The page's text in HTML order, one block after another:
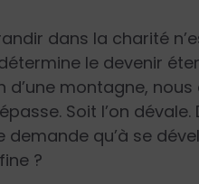
dans la charité
le devenir
d’une montagne,
Soit l’on
qu’à se
?